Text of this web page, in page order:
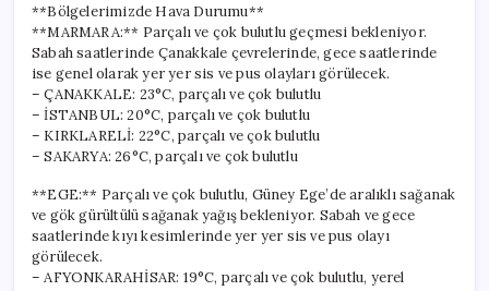
**Bölgelerimizde Hava Durumu**
**MARMARA:** Parçalı ve çok bulutlu geçmesi bekleniyor.
Sabah saatlerinde Çanakkale çevrelerinde, gece saatlerinde
ise genel olarak yer yer sis ve pus olayları görülecek.
– ÇANAKKALE: 23°C, parçalı ve çok bulutlu
– İSTANBUL: 20°C, parçalı ve çok bulutlu
– KIRKLARELİ: 22°C, parçalı ve çok bulutlu
– SAKARYA: 26°C, parçalı ve çok bulutlu
**EGE:** Parçalı ve çok bulutlu, Güney Ege’de aralıklı sağanak
ve gök gürültülü sağanak yağış bekleniyor. Sabah ve gece
saatlerinde kıyı kesimlerinde yer yer sis ve pus olayı
görülecek.
– AFYONKARAHİSAR: 19°C, parçalı ve çok bulutlu, yerel